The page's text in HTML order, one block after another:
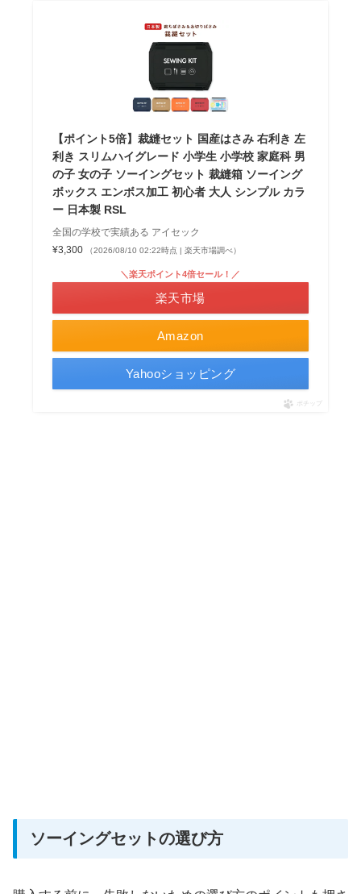
【ポイント5倍】裁縫セット 国産はさみ 右利き 左
利き スリムハイグレード 小学生 小学校 家庭科 男
の子 女の子 ソーイングセット 裁縫箱 ソーイング
ボックス エンボス加工 初心者 大人 シンプル カラ
ー 日本製 RSL
全国の学校で実績ある アイセック
¥3,300
（2026/08/10 02:22時点 | 楽天市場調べ）
Amazon
＼楽天ポイント4倍セール！／
楽天市場
Yahooショッピング
ポチップ
ソーイングセットの選び方